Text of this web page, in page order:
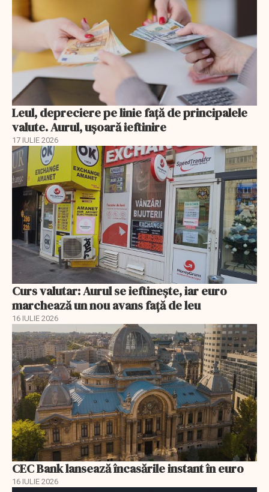
Leul, depreciere pe linie faţă de principalele
valute. Aurul, uşoară ieftinire
17 IULIE 2026
Curs valutar: Aurul se ieftinește, iar euro
marchează un nou avans faţă de leu
16 IULIE 2026
CEC Bank lansează încasările instant în euro
16 IULIE 2026